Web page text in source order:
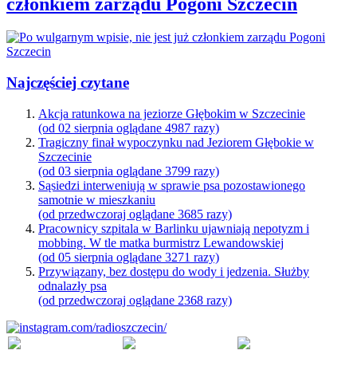
Najczęściej czytane
Akcja ratunkowa na jeziorze Głębokim w Szczecinie
(od 02 sierpnia oglądane 4987 razy)
Tragiczny finał wypoczynku nad Jeziorem Głębokie w
Szczecinie
(od 03 sierpnia oglądane 3799 razy)
Sąsiedzi interweniują w sprawie psa pozostawionego
samotnie w mieszkaniu
(od przedwczoraj oglądane 3685 razy)
Pracownicy szpitala w Barlinku ujawniają nepotyzm i
mobbing. W tle matka burmistrz Lewandowskiej
(od 05 sierpnia oglądane 3271 razy)
Przywiązany, bez dostępu do wody i jedzenia. Służby
odnalazły psa
(od przedwczoraj oglądane 2368 razy)